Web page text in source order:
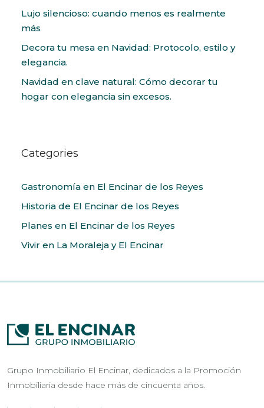
Lujo silencioso: cuando menos es realmente
más
Decora tu mesa en Navidad: Protocolo, estilo y
elegancia.
Navidad en clave natural: Cómo decorar tu
hogar con elegancia sin excesos.
Categories
Gastronomía en El Encinar de los Reyes
Historia de El Encinar de los Reyes
Planes en El Encinar de los Reyes
Vivir en La Moraleja y El Encinar
Grupo Inmobiliario El Encinar, dedicados a la Promoción
Inmobiliaria desde hace más de cincuenta años.